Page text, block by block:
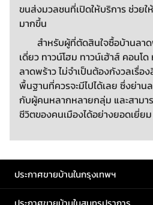
ขนส่งมวลชนที่เปิดให้บริการ ช่วยใ
มากขึ้น
สำหรับผู้ที่ตัดสินใจซื้อบ้านลาด
เดี่ยว ทาวน์โฮม ทาวน์เฮ้าส์ คอนโ
ลาดพร้าว ไม่จำเป็นต้องกังวลเรื่อ
พื้นฐานที่ควรจะมีไปได้เลย ซึ่งย่าน
กับผู้คนหลากหลายกลุ่ม และสามา
ชีวิตของคนเมืองได้อย่างยอดเยี่ยม
ประกาศขายบ้านในกรุงเทพฯ